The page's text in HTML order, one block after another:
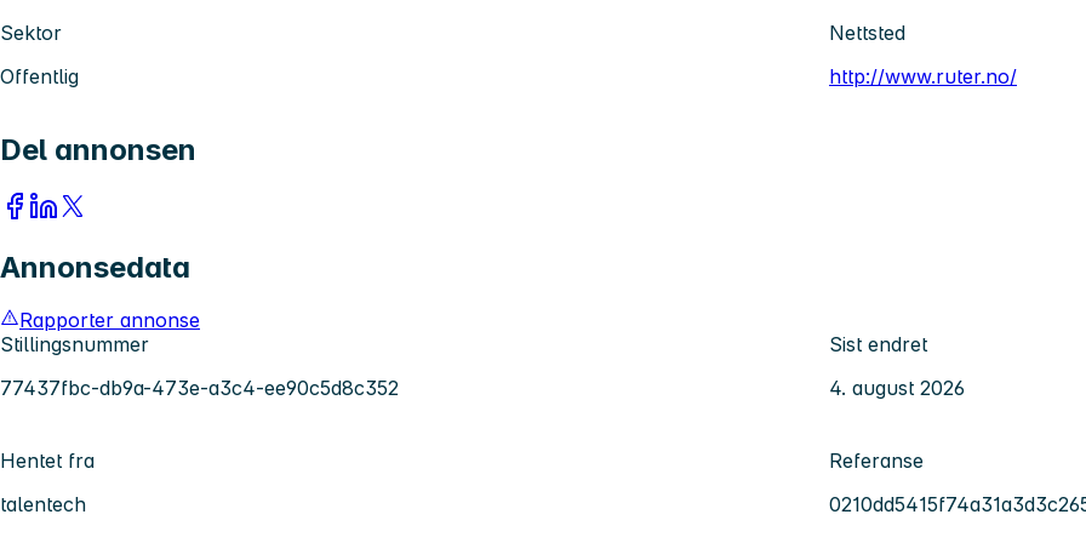
Sektor
Offentlig
Nettsted
http://www.ruter.no/
Del annonsen
Annonsedata
Rapporter annonse
Stillingsnummer
77437fbc-db9a-473e-a3c4-ee90c5d8c352
Sist endret
4. august 2026
Hentet fra
talentech
Referanse